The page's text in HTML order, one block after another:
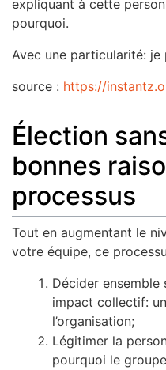
expliquant à cette
pourquoi.
Avec une particularité:
source : https://
Élection
bonnes
processus
Tout en augmentant le
votre équipe, ce
Décider
impact collectif:
l’organisation;
Légitimer la
pourquoi le